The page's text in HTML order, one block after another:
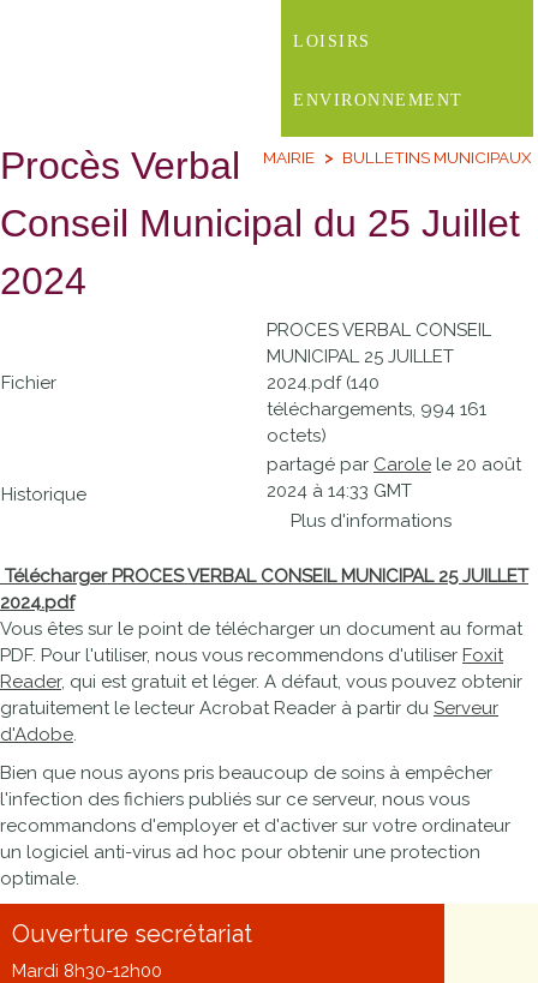
LOISIRS
ENVIRONNEMENT
MAIRIE BULLETINS MUNICIPAUX
Procès Verbal
Conseil Municipal du 25 Juillet
2024
Fichier
PROCES VERBAL CONSEIL
MUNICIPAL 25 JUILLET
2024.pdf (140
téléchargements, 994 161
octets)
Historique
partagé par Carole le 20 août
2024 à 14:33 GMT
Plus d'informations
Télécharger PROCES VERBAL CONSEIL MUNICIPAL 25 JUILLET
2024.pdf
Vous êtes sur le point de télécharger un document au format
PDF. Pour l'utiliser, nous vous recommendons d'utiliser Foxit
Reader, qui est gratuit et léger. A défaut, vous pouvez obtenir
gratuitement le lecteur Acrobat Reader à partir du Serveur
d'Adobe.
Bien que nous ayons pris beaucoup de soins à empêcher
l'infection des fichiers publiés sur ce serveur, nous vous
recommandons d'employer et d'activer sur votre ordinateur
un logiciel anti-virus ad hoc pour obtenir une protection
optimale.
Ouverture secrétariat
Mardi 8h30-12h00